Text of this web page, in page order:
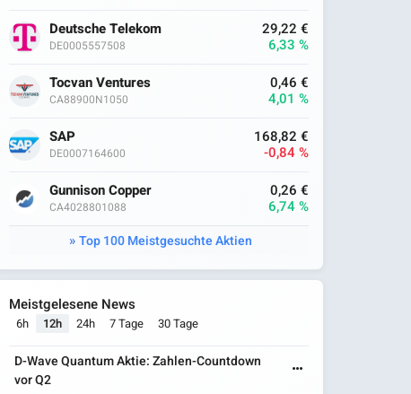
Deutsche Telekom
DE0005557508
29,22 €
6,33 %
Tocvan Ventures
CA88900N1050
0,46 €
4,01 %
SAP
DE0007164600
168,82 €
-0,84 %
Gunnison Copper
CA4028801088
0,26 €
6,74 %
Top 100 Meistgesuchte Aktien
Meistgelesene News
6h 12h 24h 7 Tage 30 Tage
D-Wave Quantum Aktie: Zahlen-Countdown
vor Q2